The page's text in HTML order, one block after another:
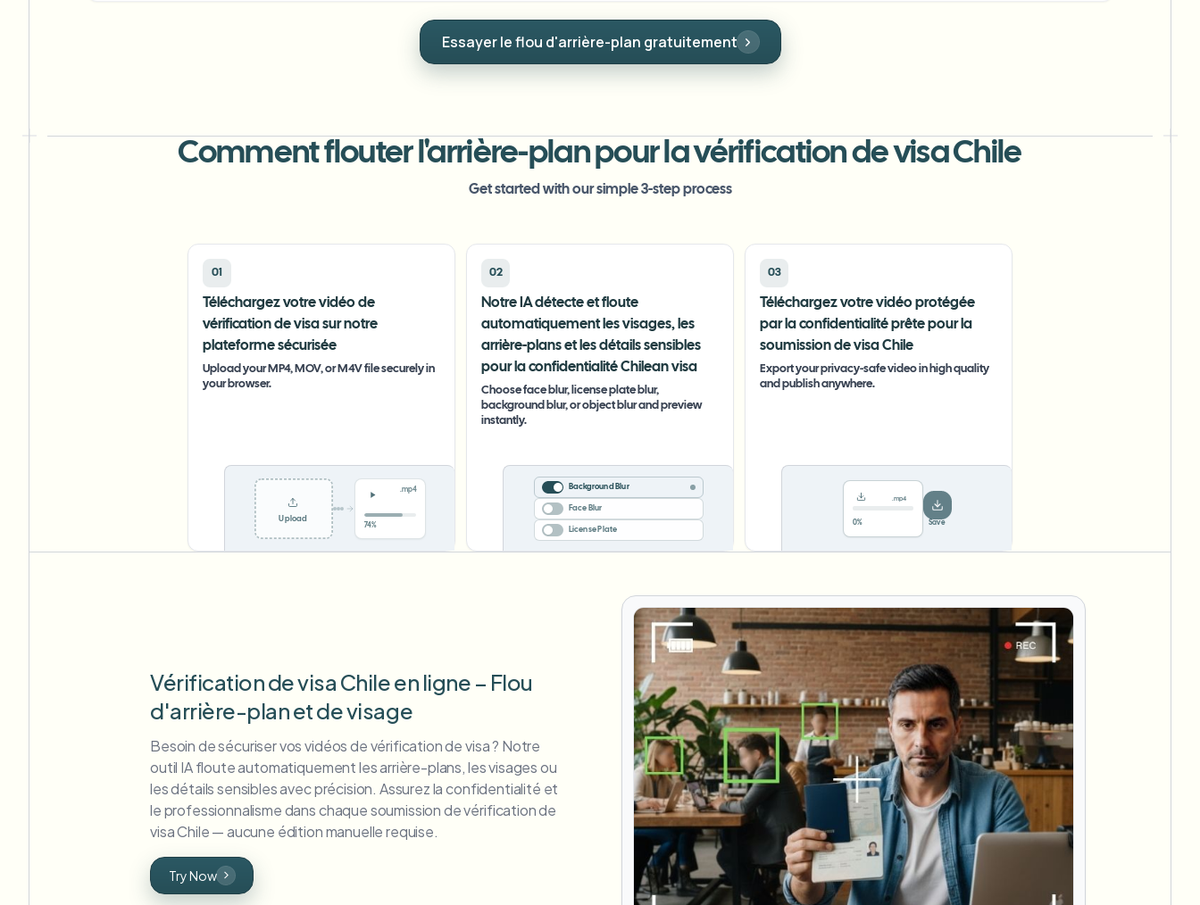
Essayer le flou d'arrière-plan gratuitement
Comment flouter l'arrière-plan pour la vérification de visa Chile
Get started with our simple 3-step process
01
Téléchargez votre vidéo de
vérification de visa sur notre
plateforme sécurisée
Upload your MP4, MOV, or M4V file securely in
your browser.
Upload
02
Notre IA détecte et floute
automatiquement les visages, les
arrière-plans et les détails sensibles
pour la confidentialité Chilean visa
Choose face blur, license plate blur,
background blur, or object blur and preview
instantly.
Background Blur
Face Blur
License Plate
03
Téléchargez votre vidéo protégée
par la confidentialité prête pour la
soumission de visa Chile
Export your privacy-safe video in high quality
and publish anywhere.
.mp4
78% ···
Vérification de visa Chile en ligne – Flou
d'arrière-plan et de visage
Besoin de sécuriser vos vidéos de vérification de visa ? Notre
outil IA floute automatiquement les arrière-plans, les visages ou
les détails sensibles avec précision. Assurez la confidentialité et
le professionnalisme dans chaque soumission de vérification de
visa Chile — aucune édition manuelle requise.
Try Now